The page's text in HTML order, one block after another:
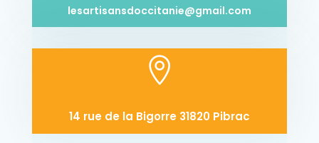
lesartisansdoccitanie@gmail.com

14 rue de la Bigorre 31820 Pibrac